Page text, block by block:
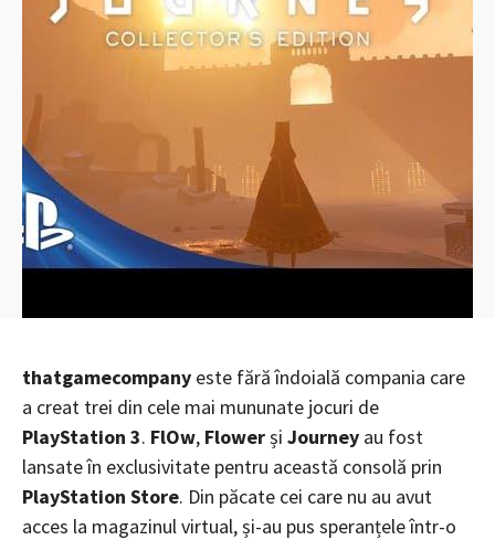
thatgamecompany este fără îndoială compania care
a creat trei din cele mai mununate jocuri de
PlayStation 3. FlOw, Flowerși Journey au fost
lansate în exclusivitate pentru această consolă prin
PlayStation Store. Din păcate cei care nu au avut
acces la magazinul virtual, și-au pus speranțele într-o